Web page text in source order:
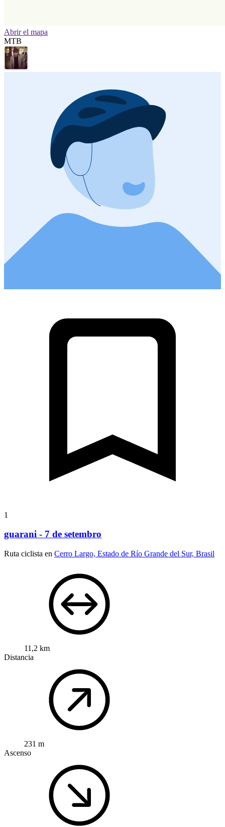
Abrir el mapa
MTB
1
guarani - 7 de setembro
Ruta ciclista en Cerro Largo, Estado de Río Grande del Sur, Brasil
11,2 km
Distancia
231 m
Ascenso